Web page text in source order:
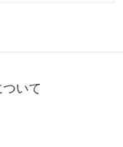
いて